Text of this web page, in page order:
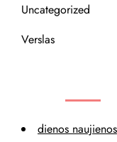
Uncategorized
Verslas
dienos naujienos